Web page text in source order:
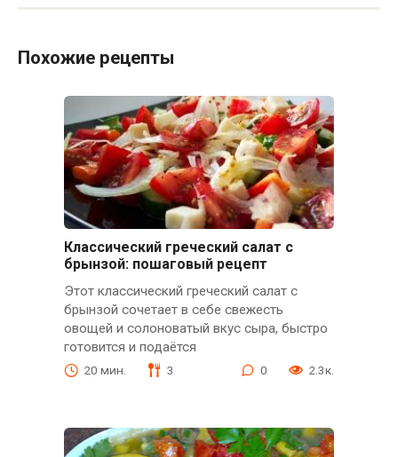
Похожие рецепты
Классический греческий салат с
брынзой: пошаговый рецепт
Этот классический греческий салат с
брынзой сочетает в себе свежесть
овощей и солоноватый вкус сыра, быстро
готовится и подаётся
20 мин. 3 0 2.3к.